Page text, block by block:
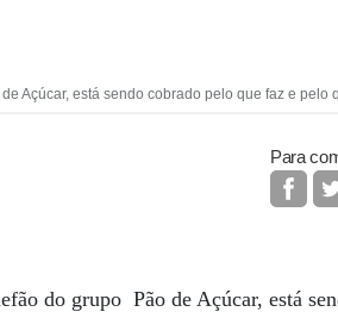
Açúcar, está sendo cobrado pelo que faz e pelo
Para
do grupo Pão de Açúcar, está